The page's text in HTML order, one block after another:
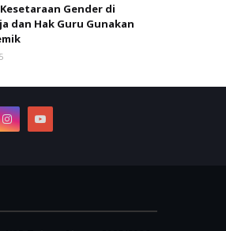
Gender di
dan Hak Guru Gunakan